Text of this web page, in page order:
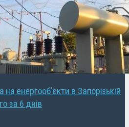
на енергооб’єкти в Запорізькій
за 6 днів